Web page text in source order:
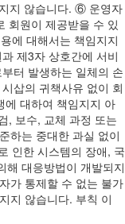
지 않습니다. ⑥ 운영자
회원이 제공받을 수 있
에 대해서는 책임지지
제3자 상호간에 서비
터 발생하는 일체의 손
삽의 귀책사유 없이 회
에 대하여 책임지지 아
, 보수, 교체 과정 또는
하는 중대한 과실 없이
인한 시스템의 장애, 국
해 대응방법이 개발되지
가 통제할 수 없는 불가
지 않습니다. 부칙 이